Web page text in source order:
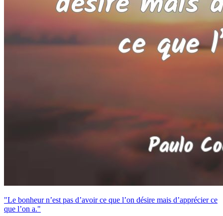
"Le bonheur n’est pas d’avoir ce que l’on désire mais d’apprécier ce
que l’on a."